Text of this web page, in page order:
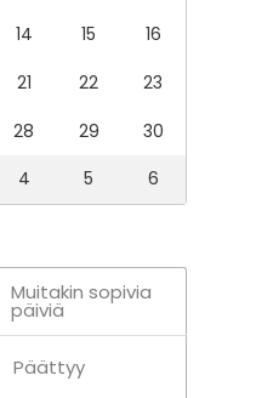
14 15
16
21 22
23
28 29
30
4 5 6
Muitakin sopivia
päiviä
Päättyy